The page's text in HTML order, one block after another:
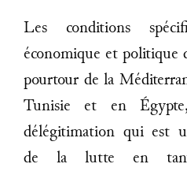
Les conditions
économique et politique
pourtour de la
Tunisie et en
délégitimation qui est
de la lutte en